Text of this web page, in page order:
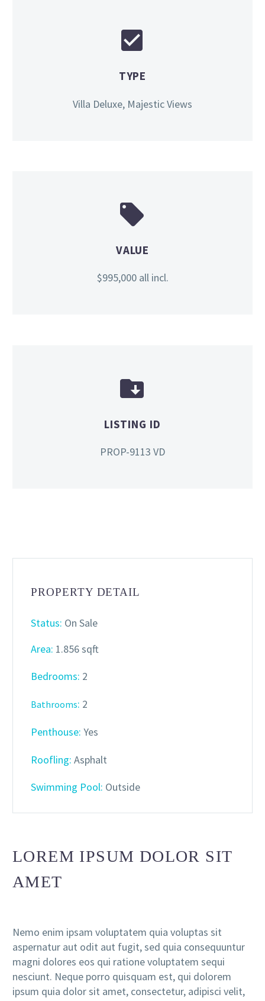


TYPE
Villa Deluxe, Majestic Views


VALUE
$995,000 all incl.


LISTING ID
PROP-9113 VD
PROPERTY DETAIL
Status: On Sale
Area: 1.856 sqft
Bedrooms: 2
Bathrooms: 2
Penthouse: Yes
Roofling: Asphalt
Swimming Pool: Outside
LOREM IPSUM DOLOR SIT
AMET
Nemo enim ipsam voluptatem quia voluptas sit
aspernatur aut odit aut fugit, sed quia consequuntur
magni dolores eos qui ratione voluptatem sequi
nesciunt. Neque porro quisquam est, qui dolorem
ipsum quia dolor sit amet, consectetur, adipisci velit,